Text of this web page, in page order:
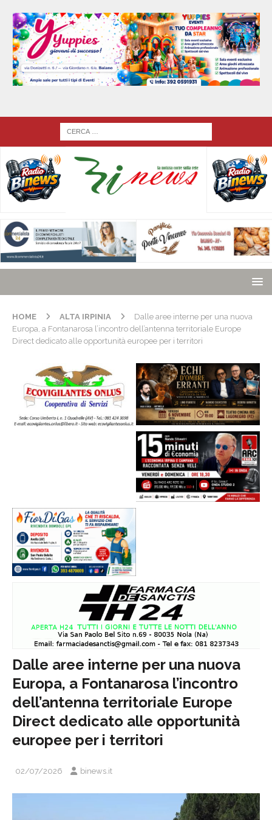
HOME ALTA IRPINIA
Dalle aree interne per una nuova
Europa, a Fontanarosa l’incontro dell’antenna territoriale Europe
Direct dedicato alle opportunità europee per i territori
Dalle aree interne per una nuova
Europa, a Fontanarosa l’incontro
dell’antenna territoriale Europe
Direct dedicato alle opportunità
europee per i territori
02/07/2026 binews.it